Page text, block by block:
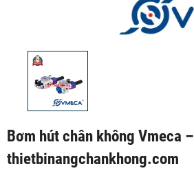
Bơm hút chân không Vmeca –
thietbinangchankhong.com